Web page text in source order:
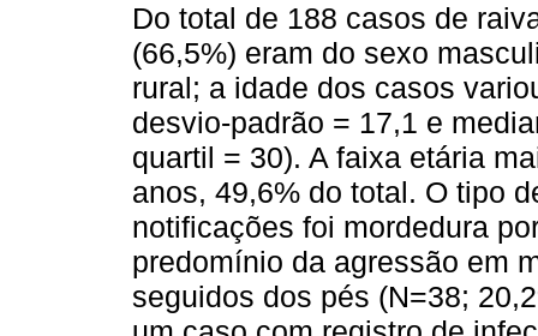
Do total de 188 casos de
(66,5%) eram do sexo
rural; a idade dos casos
desvio-padrão = 17,1 e
quartil = 30). A faixa etária
anos, 49,6% do total. O tipo
notificações foi mordedura
predomínio da agressão em
seguidos dos pés (N=38;